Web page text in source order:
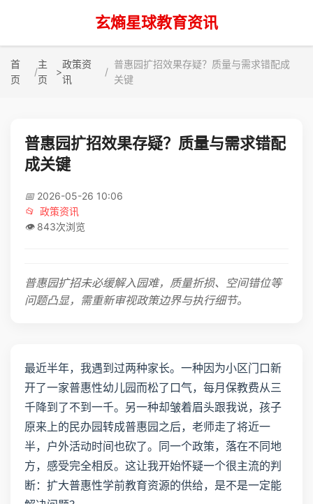
玄熵星球教育资讯
首
页
主
页
>
政策资
讯
普惠园扩招效果存疑？质量与需求错配成
关键
普惠园扩招效果存疑？质量与需求错配
成关键
📅 2026-05-26 10:06
📂 政策资讯
👁️ 843次浏览
普惠园扩招未必缓解入园难，质量折损、空间错位等
问题凸显，需重新审视政策边界与执行细节。
最近半年，我遇到过两种家长。一种因为小区门口新
开了一家普惠性幼儿园而松了口气，每月保教费从三
千降到了不到一千。另一种却皱着眉头跟我说，孩子
原来上的民办园转成普惠园之后，老师走了将近一
半，户外活动时间也砍了。同一个政策，落在不同地
方，感受完全相反。这让我开始怀疑一个很主流的判
断：扩大普惠性学前教育资源的供给，是不是一定能